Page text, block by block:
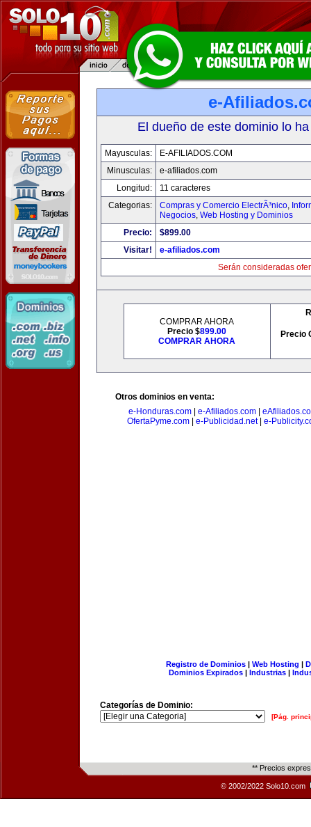
e-
El dueño de este dominio lo
Mayusculas:
E-AFILIADOS.COM
Minusculas:
e-afiliados.com
Longitud:
11 caracteres
Categorias:
Compras y Comercio ElectrÃ³nico,
Negocios, Web Hosting y Dominios
Precio:
$899.00
Visitar!
e-afiliados.com
Serán consideradas
COMPRAR AHORA
Precio $899.00
COMPRAR AHORA
Precio
Otros dominios en venta:
e-Honduras.com| e-Afiliados.com|
OfertaPyme.com| e-Publicidad.net| e-
Registro de Dominios| Web Hosting |
Dominios Expirados | Industrias |
Categorías de Dominio:
[Pág.
** Precios
© 2002/2022 Solo10.com